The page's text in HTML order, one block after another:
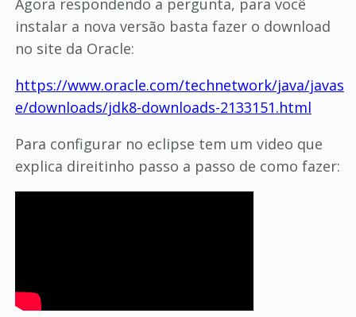
Agora respondendo a pergunta, para você
instalar a nova versão basta fazer o download
no site da Oracle:
https://www.oracle.com/technetwork/java/javas
e/downloads/jdk8-downloads-2133151.html
Para configurar no eclipse tem um video que
explica direitinho passo a passo de como fazer: